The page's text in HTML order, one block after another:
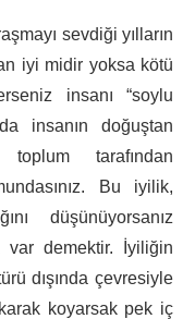
sevdiği yılların
iyi midir yoksa kötü
insanı “soylu
insanın doğuştan
tarafından
Bu iyilik,
düşünüyorsanız
var demektir. İyiliğin
dışında çevresiyle
koyarsak pek iç